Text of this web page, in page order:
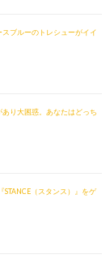
ブルーのトレシューがイイ
り大困惑。あなたはどっち
（スタンス）』をゲ